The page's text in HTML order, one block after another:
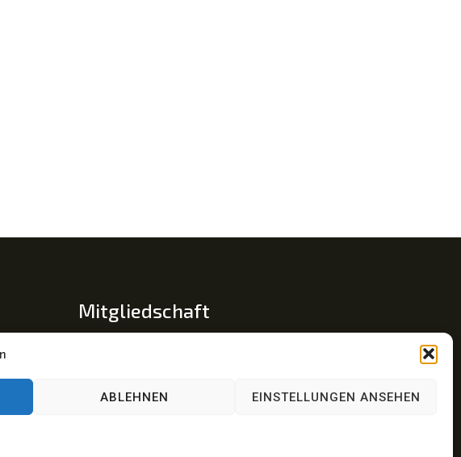
ABLEHNEN EINSTELLUNGEN ANSEHEN
Mitgliedschaft
Az.: 30 2023 239 321